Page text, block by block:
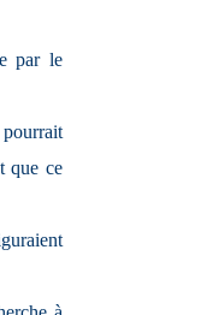
par le
que ce